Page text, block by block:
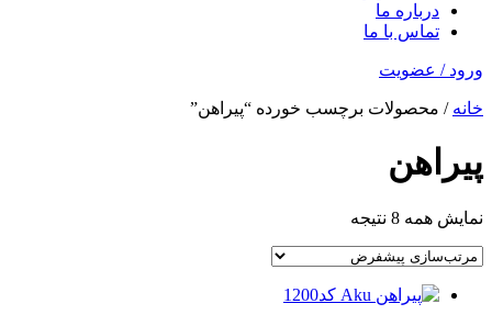
درباره ما
تماس با ما
ورود / عضویت
خانه / محصولات برچسب خورده “پیراهن”
پیراهن
نمایش همه 8 نتیجه